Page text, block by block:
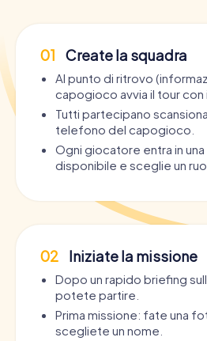
01 Create la squadra
Al punto di ritrovo
capogioco avvia il tour con
Tutti partecipano
telefono del capogioco.
Ogni giocatore entra in una
disponibile e sceglie un
02 Iniziate la missione
Dopo un rapido briefing
potete partire.
Prima missione: fate una
scegliete un nome.